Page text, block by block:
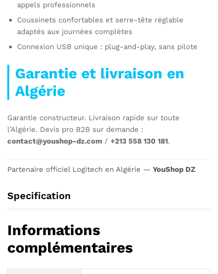
appels professionnels
Coussinets confortables et serre-tête réglable
adaptés aux journées complètes
Connexion USB unique : plug-and-play, sans pilote
Garantie et livraison en
Algérie
Garantie constructeur. Livraison rapide sur toute
l’Algérie. Devis pro B2B sur demande :
contact@youshop-dz.com / +213 558 130 181.
Partenaire officiel Logitech en Algérie — YouShop DZ
Specification
Informations
complémentaires